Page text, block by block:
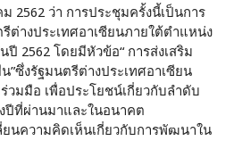
2562 ว่า การประชุมครั้งนี้เป็นการ
ต่างประเทศอาเซียนภายใต้ตำแหน่ง
2562 โดยมีหัวข้อ“ การส่งเสริม
”ซึ่งรัฐมนตรีต่างประเทศอาเซียน
มมือ เพื่อประโยชน์เกี่ยวกับลำดับ
ปีที่ผ่านมาและในอนาคต
นความคิดเห็นเกี่ยวกับการพัฒนาใน